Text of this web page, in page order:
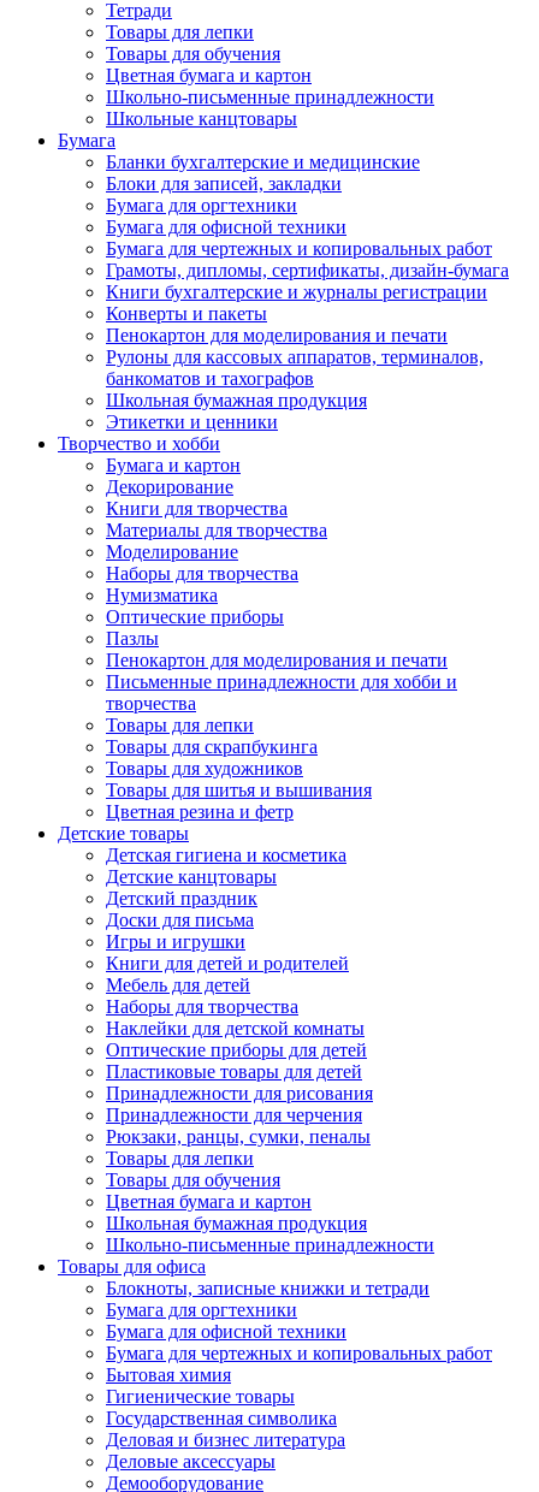
Тетради
Товары для лепки
Товары для обучения
Цветная бумага и картон
Школьно-письменные принадлежности
Школьные канцтовары
Бумага
Бланки бухгалтерские и медицинские
Блоки для записей, закладки
Бумага для оргтехники
Бумага для офисной техники
Бумага для чертежных и копировальных работ
Грамоты, дипломы, сертификаты, дизайн-бумага
Книги бухгалтерские и журналы регистрации
Конверты и пакеты
Пенокартон для моделирования и печати
Рулоны для кассовых аппаратов, терминалов,
банкоматов и тахографов
Школьная бумажная продукция
Этикетки и ценники
Творчество и хобби
Бумага и картон
Декорирование
Книги для творчества
Материалы для творчества
Моделирование
Наборы для творчества
Нумизматика
Оптические приборы
Пазлы
Пенокартон для моделирования и печати
Письменные принадлежности для хобби и
творчества
Товары для лепки
Товары для скрапбукинга
Товары для художников
Товары для шитья и вышивания
Цветная резина и фетр
Детские товары
Детская гигиена и косметика
Детские канцтовары
Детский праздник
Доски для письма
Игры и игрушки
Книги для детей и родителей
Мебель для детей
Наборы для творчества
Наклейки для детской комнаты
Оптические приборы для детей
Пластиковые товары для детей
Принадлежности для рисования
Принадлежности для черчения
Рюкзаки, ранцы, сумки, пеналы
Товары для лепки
Товары для обучения
Цветная бумага и картон
Школьная бумажная продукция
Школьно-письменные принадлежности
Товары для офиса
Блокноты, записные книжки и тетради
Бумага для оргтехники
Бумага для офисной техники
Бумага для чертежных и копировальных работ
Бытовая химия
Гигиенические товары
Государственная символика
Деловая и бизнес литература
Деловые аксессуары
Демооборудование